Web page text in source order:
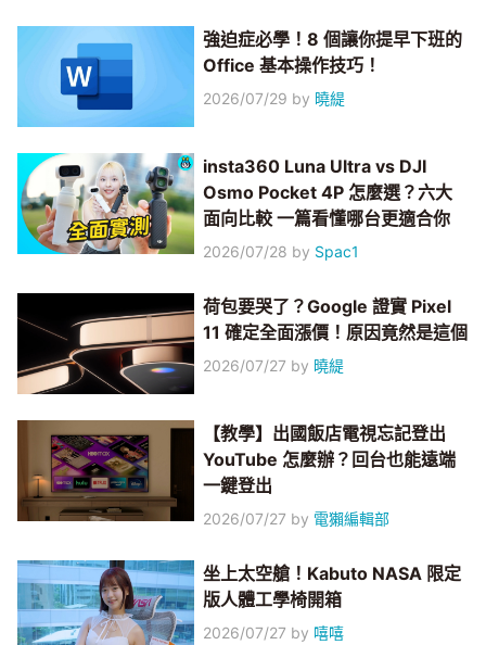
強迫症必學！8 個讓你提早下班的
Office 基本操作技巧！
2026/07/29 by 曉緹
insta360 Luna Ultra vs DJI
Osmo Pocket 4P 怎麼選？六大
面向比較 一篇看懂哪台更適合你
2026/07/28 by Spac1
荷包要哭了？Google 證實 Pixel
11 確定全面漲價！原因竟然是這個
2026/07/27 by 曉緹
【教學】出國飯店電視忘記登出
YouTube 怎麼辦？回台也能遠端
一鍵登出
2026/07/27 by 電獺編輯部
坐上太空艙！Kabuto NASA 限定
版人體工學椅開箱
2026/07/27 by 嘻嘻